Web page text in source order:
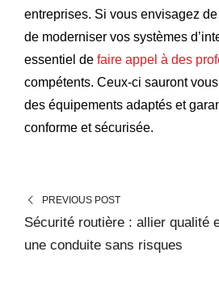
entreprises. Si vous envisagez
de moderniser vos systèmes
essentiel de faire appel à des
compétents. Ceux-ci sauront
des équipements adaptés et
conforme et sécurisée.
PREVIOUS POST
Sécurité routière : allier qualité
une conduite sans risques